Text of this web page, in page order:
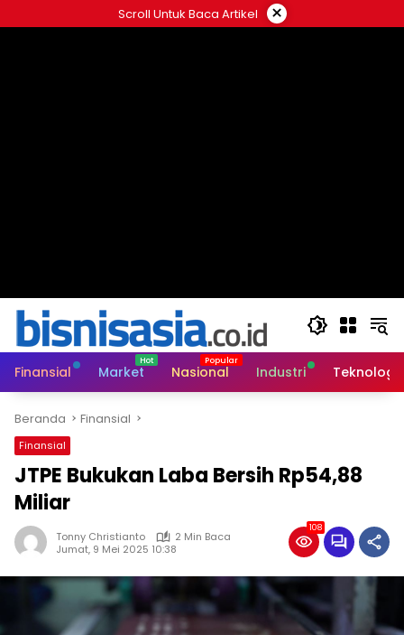
ke
Scroll Untuk Baca Artikel ×
Finansial Market Nasional Industri Teknologi
Beranda Finansial
Finansial
JTPE Bukukan Laba Bersih Rp54,88
Miliar
Tonny Christianto
2 Min Baca
Jumat, 9 Mei 2025 10:38
108